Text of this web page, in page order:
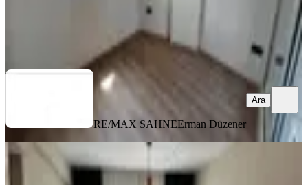
Erman Düzener
RE/MAX SAHNEErman Düzener
Ara
YENİ
Satılık 2+1 Daire | İskelenin En İyi
Lokasyonunda | Full Eşyalı